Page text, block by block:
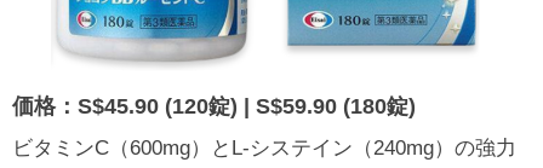
価格：S$45.90 (120錠) | S$59.90 (180錠)
ビタミンC（600mg）とL-システイン（240mg）の強力